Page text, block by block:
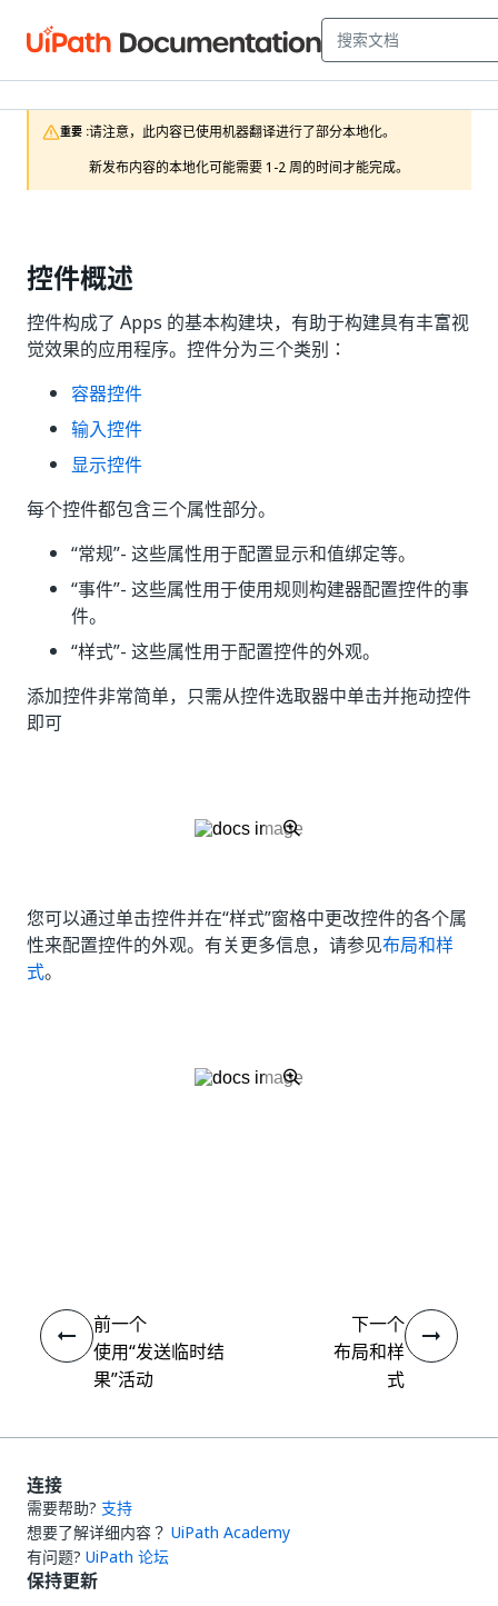
重要 :请注意，此内容已使用机器翻译进行了部分本地化。
新发布内容的本地化可能需要 1-2 周的时间才能完成。
控件概述
控件构成了 Apps 的基本构建块，有助于构建具有丰富视
觉效果的应用程序。控件分为三个类别：
容器控件
输入控件
显示控件
每个控件都包含三个属性部分。
“常规”- 这些属性用于配置显示和值绑定等。
“事件”- 这些属性用于使用规则构建器配置控件的事
件。
“样式”- 这些属性用于配置控件的外观。
添加控件非常简单，只需从控件选取器中单击并拖动控件
即可
您可以通过单击控件并在“样式”窗格中更改控件的各个属
性来配置控件的外观。有关更多信息，请参见布局和样
式。
前一个
使用“发送临时结
果”活动
下一个
布局和样
式
连接
需要帮助? 支持
想要了解详细内容？ UiPath Academy
有问题? UiPath 论坛
保持更新